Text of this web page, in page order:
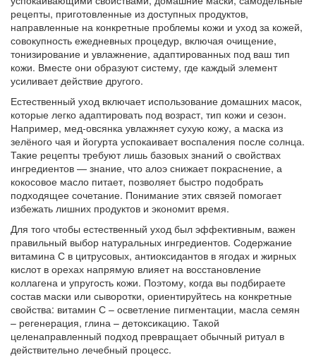
рецепты, приготовленные из доступных продуктов,
направленные на конкретные проблемы кожи и уход за кожей,
совокупность ежедневных процедур, включая очищение,
тонизирование и увлажнение, адаптированных под ваш тип
кожи. Вместе они образуют систему, где каждый элемент
усиливает действие другого.
Естественный уход включает использование домашних масок,
которые легко адаптировать под возраст, тип кожи и сезон.
Например, мед‑овсянка увлажняет сухую кожу, а маска из
зелёного чая и йогурта успокаивает воспаления после солнца.
Такие рецепты требуют лишь базовых знаний о свойствах
ингредиентов — знание, что алоэ снижает покраснение, а
кокосовое масло питает, позволяет быстро подобрать
подходящее сочетание. Понимание этих связей помогает
избежать лишних продуктов и экономит время.
Для того чтобы естественный уход был эффективным, важен
правильный выбор натуральных ингредиентов. Содержание
витамина С в цитрусовых, антиоксидантов в ягодах и жирных
кислот в орехах напрямую влияет на восстановление
коллагена и упругость кожи. Поэтому, когда вы подбираете
состав маски или сыворотки, ориентируйтесь на конкретные
свойства: витамин С – осветление пигментации, масла семян
– регенерация, глина – детоксикацию. Такой
целенаправленный подход превращает обычный ритуал в
действительно лечебный процесс.